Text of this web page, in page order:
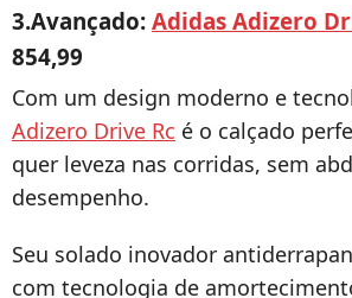
3.Avançado:Adidas Adizero
854,99
Com um design moderno e
Adizero Drive Rc é o calçado
quer leveza nas corridas, sem
desempenho.
Seu solado inovador
com tecnologia de